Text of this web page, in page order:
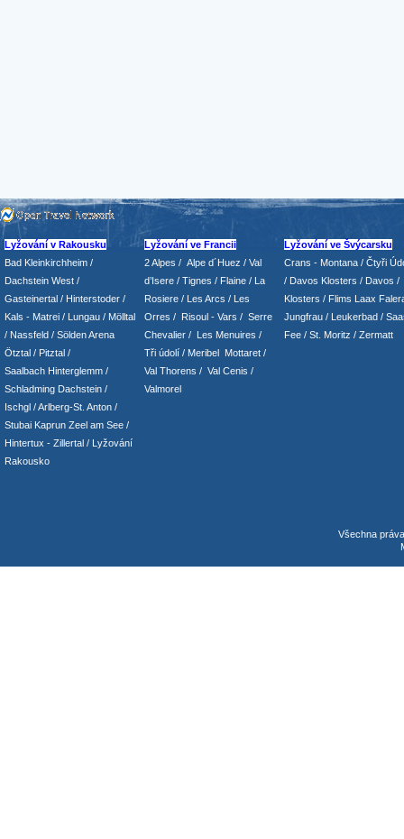
Lyžování v Rakousku
Bad Kleinkirchheim /
Dachstein West /
Gasteinertal / Hinterstoder /
Kals - Matrei / Lungau / Mölltal
/ Nassfeld / Sölden Arena
Ötztal / Pitztal /
Saalbach Hinterglemm /
Schladming Dachstein /
Ischgl /Arlberg-St. Anton /
Stubai Kaprun Zeel am See /
Hintertux - Zillertal / Lyžování
Rakousko
Lyžování ve Francii
2 Alpes / Alpe d´Huez / Val
d’Isere / Tignes / Flaine / La
Rosiere / Les Arcs / Les
Orres / Risoul - Vars / Serre
Chevalier / Les Menuires /
Tři údolí / Meribel Mottaret /
Val Thorens / Val Cenis /
Valmorel
Lyžování ve Švýcarsku
Crans - Montana / Čtyři
/ Davos Klosters / Davos /
Klosters / Flims Laax
Jungfrau / Leukerbad /
Fee / St. Moritz / Zermatt
Všechna